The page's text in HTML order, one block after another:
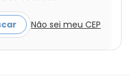
Não sei meu CEP